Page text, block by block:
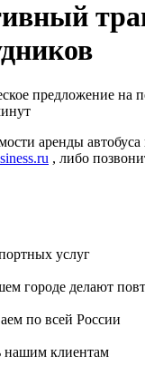
предложение на
аренды
, либо
услуг
городе делают
по всей России
нашим клиентам